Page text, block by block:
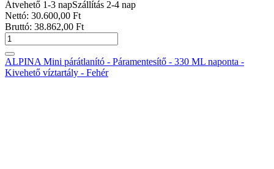
Átvehető 1-3 napSzállítás 2-4 nap
Nettó: 30.600,00 Ft
Bruttó: 38.862,00 Ft
ALPINA Mini párátlanító - Páramentesítő - 330 ML naponta -
Kivehető víztartály - Fehér